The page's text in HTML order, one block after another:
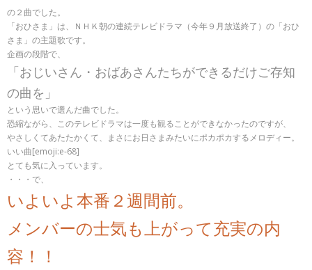
の２曲でした。
「おひさま」は、ＮＨＫ朝の連続テレビドラマ（今年９月放送終了）の「おひ
さま」の主題歌です。
企画の段階で、
「おじいさん・おばあさんたちができるだけご存知
の曲を」
という思いで選んだ曲でした。
恐縮ながら、このテレビドラマは一度も観ることができなかったのですが、
やさしくてあたたかくて、まさにお日さまみたいにポカポカするメロディー。
いい曲[emoji:e-68]
とても気に入っています。
・・・で、
いよいよ本番２週間前。
メンバーの士気も上がって充実の内
容！！